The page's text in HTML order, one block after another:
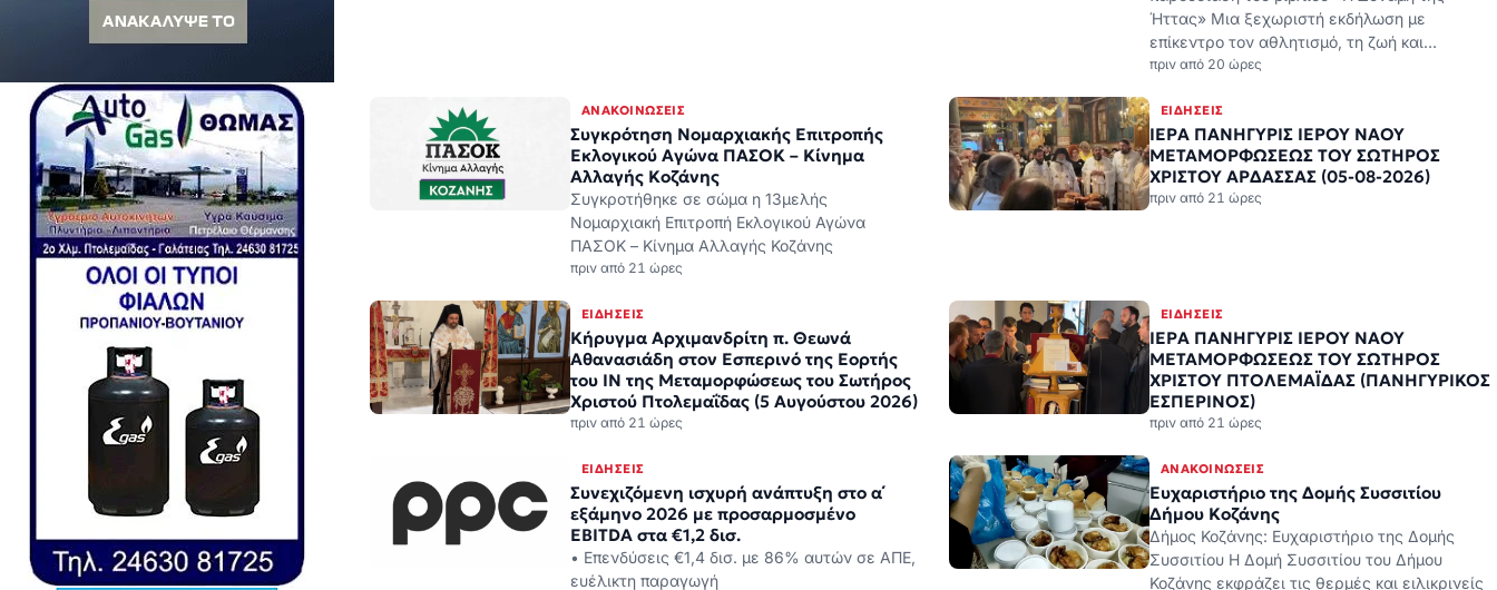
Νομαρχιακή Επιτροπή Εκλογικού Αγώνα
ΠΑΣΟΚ – Κίνημα Αλλαγής Κοζάνης
πριν από 21 ώρες
ΙΕΡΑ ΠΑΝΗΓΥΡΙΣ ΙΕΡΟΥ ΝΑΟΥ
ΜΕΤΑΜΟΡΦΩΣΕΩΣ ΤΟΥ ΣΩΤΗΡΟΣ
ΧΡΙΣΤΟΥ ΑΡΔΑΣΣΑΣ (05-08-2026)
πριν από 21 ώρες
ΕΙΔΉΣΕΙΣ
Κήρυγμα Αρχιμανδρίτη π. Θεωνά
Αθανασιάδη στον Εσπερινό της Εορτής
του ΙΝ της Μεταμορφώσεως του Σωτήρος
Χριστού Πτολεμαΐδας (5 Αυγούστου 2026)
ΕΙΔΉΣΕΙΣ
ΕΙΔΉΣΕΙΣ
Συνεχιζόμενη ισχυρή ανάπτυξη στο α΄
εξάμηνο 2026 με προσαρμοσμένο
EBITDA στα €1,2 δισ.
ευέλικτη παραγωγή
5 Αυγ 18:43
ΑΝΑΚΟΙΝΏΣΕΙΣ
Ευχαριστήριο της Δομής Συσσιτίου
Δήμου Κοζάνης
Δήμος Κοζάνης: Ευχαριστήριο της Δομής
Κοζάνης εκφράζει τις θερμές και ειλικρινείς
ευχαριστίες της προς όλους τους
πολίτες,τους επαγγελματίες…
5 Αυγ 18:39
ΑΝΑΚΟΙΝΏΣΕΙΣ ΑΝΑΚΟΙΝΏΣΕΙΣ